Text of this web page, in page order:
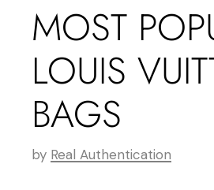
MOST
LOUIS
BAGS
by Real Authentication